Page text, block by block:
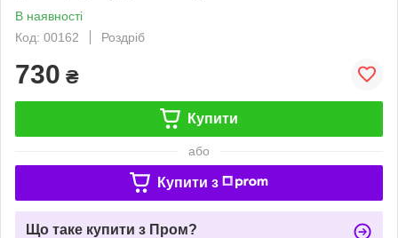
В наявності
Код: 00162
Роздріб
730 ₴
Купити
або
Купити з
Що таке купити з Пром?